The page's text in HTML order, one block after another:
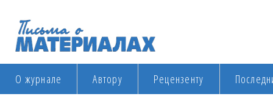
О журнале Автору Рецензенту